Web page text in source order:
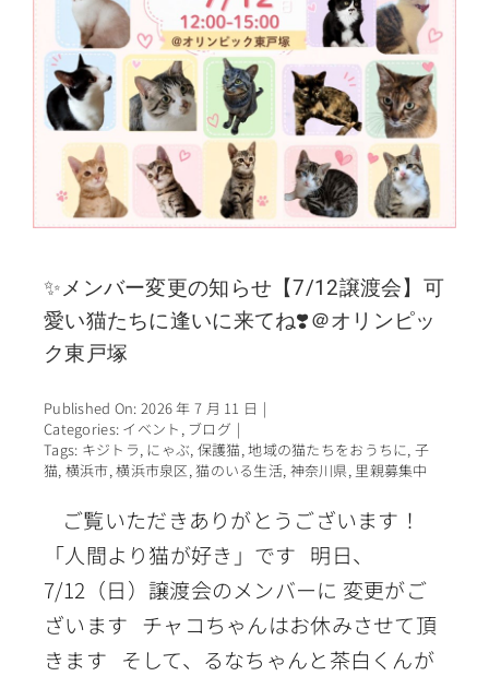
✨メンバー変更の知らせ【7/12譲渡会】可
愛い猫たちに逢いに来てね❣️＠オリンピッ
ク東戸塚
Published On: 2026 年 7 月 11 日 |
Categories: イベント , ブログ |
Tags: キジトラ, にゃぶ, 保護猫,地域の猫たちをおうちに,子
猫, 横浜市,横浜市泉区,猫のいる生活, 神奈川県, 里親募集中
ご覧いただきありがとうございます！
「人間より猫が好き」です 明日、
7/12（日）譲渡会のメンバーに 変更がご
ざいます チャコちゃんはお休みさせて頂
きます そして、るなちゃんと茶白くんが